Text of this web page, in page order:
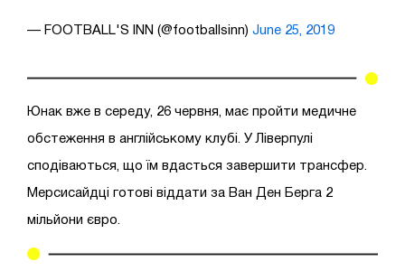
— FOOTBALL'S INN (@footballsinn) June 25, 2019
Юнак вже в середу, 26 червня, має пройти медичне
обстеження в англійському клубі. У Ліверпулі
сподіваються, що їм вдасться завершити трансфер.
Мерсисайдці готові віддати за Ван Ден Берга 2
мільйони євро.